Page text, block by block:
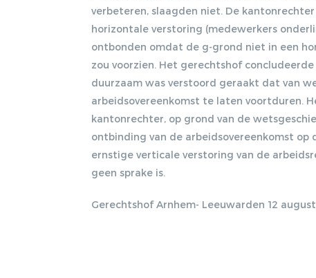
verbeteren, slaagden niet. De
horizontale verstoring (medewerkers
ontbonden omdat de g-grond niet in een
zou voorzien. Het gerechtshof
duurzaam was verstoord geraakt dat van
arbeidsovereenkomst te laten voortduren.
kantonrechter, op grond van de
ontbinding van de arbeidsovereenkomst op
ernstige verticale verstoring van de
geen sprake is.
Gerechtshof Arnhem- Leeuwarden 12